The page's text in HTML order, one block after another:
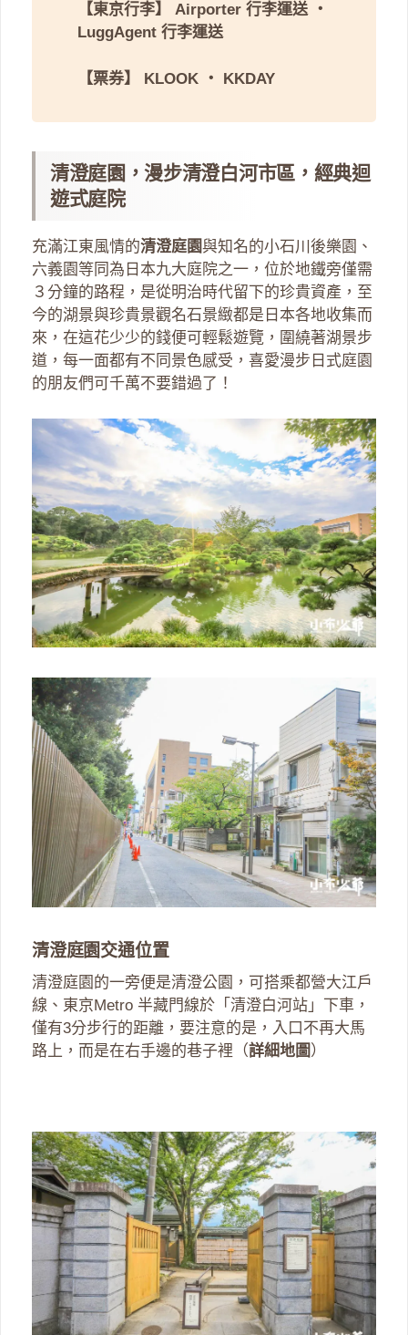
【東京行李】 Airporter 行李運送 ・
LuggAgent 行李運送
【票券】 KLOOK ・ KKDAY
清澄庭園，漫步清澄白河市區，經典迴
遊式庭院
充滿江東風情的清澄庭園與知名的小石川後樂園、
六義園等同為日本九大庭院之一，位於地鐵旁僅需
３分鐘的路程，是從明治時代留下的珍貴資產，至
今的湖景與珍貴景觀名石景緻都是日本各地收集而
來，在這花少少的錢便可輕鬆遊覽，圍繞著湖景步
道，每一面都有不同景色感受，喜愛漫步日式庭園
的朋友們可千萬不要錯過了！
清澄庭園交通位置
清澄庭園的一旁便是清澄公園，可搭乘都營大江戶
線、東京Metro 半藏門線於「清澄白河站」下車，
僅有3分步行的距離，要注意的是，入口不再大馬
路上，而是在右手邊的巷子裡（詳細地圖 ）